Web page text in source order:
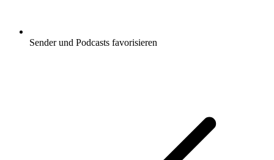
Sender und Podcasts favorisieren